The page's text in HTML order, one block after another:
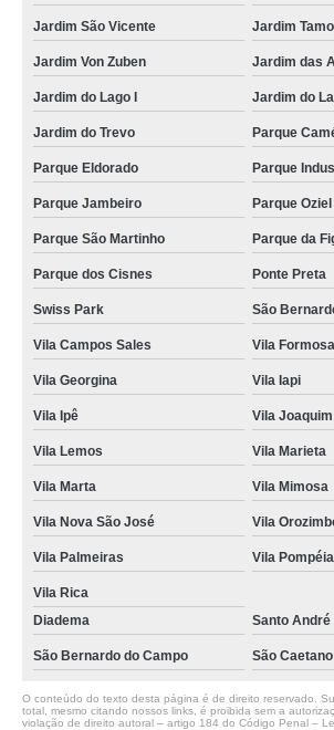
Jardim São Vicente Jardim
Jardim Von Zuben Jardim das
Jardim do Lago I Jardim do
Jardim do Trevo Parque
Parque Eldorado Parque
Parque Jambeiro Parque Oziel
Parque São Martinho Parque da
Parque dos Cisnes Ponte Preta
Swiss Park São
Vila Campos Sales Vila Formosa
Vila Georgina Vila Iapi
Vila Ipê Vila
Vila Lemos Vila Marieta
Vila Marta Vila Mimosa
Vila Nova São José Vila
Vila Palmeiras Vila Pompéia
Vila Rica
Diadema
Santo André
São Bernardo do Campo São Caetano
O conteúdo do texto desta página é de direito reservado.
total, mesmo citando nossos links, é proibida sem a
violação de direito autoral – artigo 184 do Código Penal –